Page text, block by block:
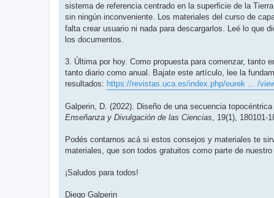
sistema de referencia centrado en la superficie de la
sin ningún inconveniente. Los materiales del curso de
falta crear usuario ni nada para descargarlos. Leé lo que
los documentos.
3. Última por hoy. Como propuesta para comenzar, tanto
tanto diario como anual. Bajate este artículo, lee la
resultados: https://revistas.uca.es/index.php/eurek ... /
Galperin, D. (2022). Diseño de una secuencia
Enseñanza y Divulgación de las Ciencias , 19(1), 180101-
Podés contarnos acá si estos consejos y materiales te
materiales, que son todos gratuitos como parte de
¡Saludos para todos!
Diego Galperin